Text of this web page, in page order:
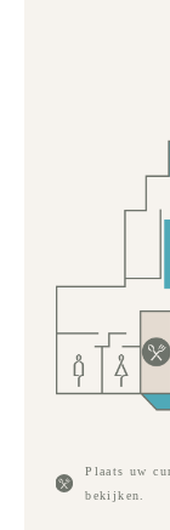
Plaats uw
bekijken.